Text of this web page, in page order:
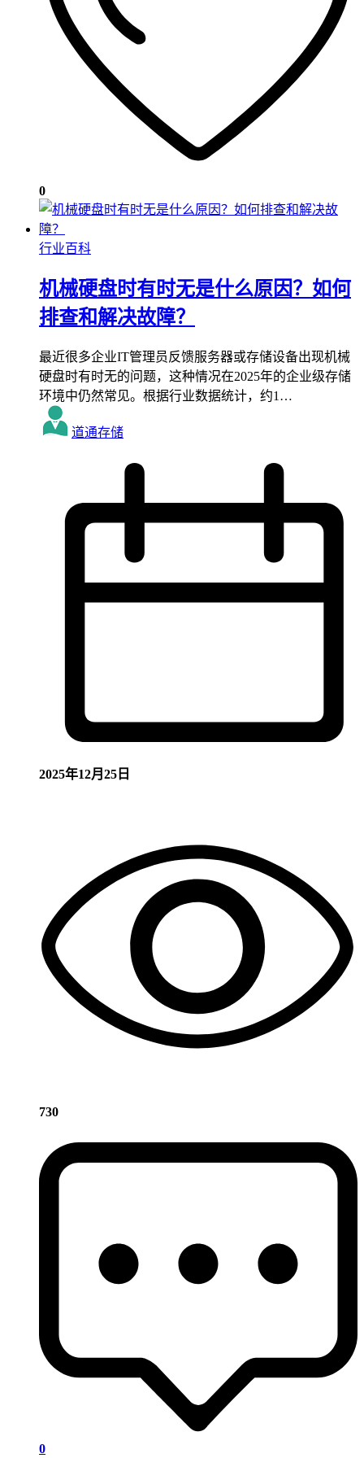
0
行业百科
机械硬盘时有时无是什么原因？如何
排查和解决故障？
最近很多企业IT管理员反馈服务器或存储设备出现机械
硬盘时有时无的问题，这种情况在2025年的企业级存储
环境中仍然常见。根据行业数据统计，约1…
道通存储
2025年12月25日
730
0